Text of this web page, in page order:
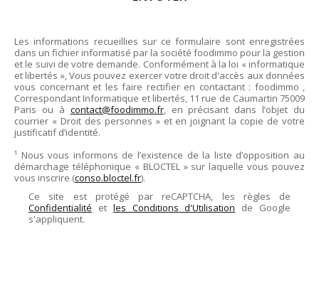
Les informations recueillies sur ce formulaire sont enregistrées
dans un fichier informatisé par la société foodimmo pour la gestion
et le suivi de votre demande. Conformément à la loi « informatique
et libertés », Vous pouvez exercer votre droit d'accès aux données
vous concernant et les faire rectifier en contactant : foodimmo ,
Correspondant Informatique et libertés, 11 rue de Caumartin 75009
Paris ou à contact@foodimmo.fr, en précisant dans l’objet du
courrier « Droit des personnes » et en joignant la copie de votre
justificatif d’identité.
¹ Nous vous informons de l’existence de la liste d’opposition au
démarchage téléphonique « BLOCTEL » sur laquelle vous pouvez
vous inscrire (conso.bloctel.fr).
Ce site est protégé par reCAPTCHA, les règles de
Confidentialité et les Conditions d'Utilisation de Google
s'appliquent.